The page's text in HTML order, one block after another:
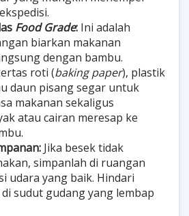
Food Grade: Ini adalah
biarkan makanan
dengan bambu.
roti (baking paper), plastik
daun pisang segar untuk
makanan sekaligus
atau cairan meresap ke
Jika besek tidak
simpanlah di ruangan
udara yang baik. Hindari
sudut gudang yang lembap